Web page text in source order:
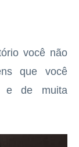
você não
que você
e de muita